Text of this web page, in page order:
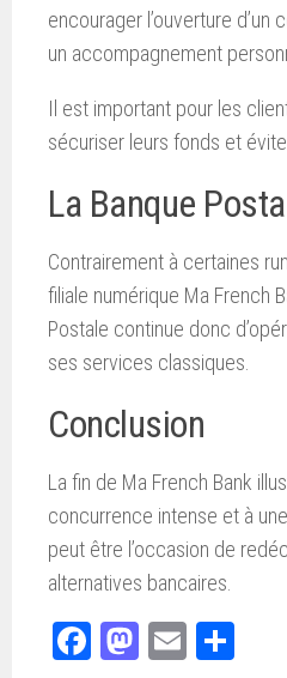
encourager l’ouverture
un accompagnement
Il est important pour les
sécuriser leurs fonds et
La Banque
Contrairement à certaines
filiale numérique Ma French
Postale continue donc
ses services classiques.
Conclusion
La fin de Ma French Bank
concurrence intense et à
peut être l’occasion de
alternatives bancaires.
Facebook
Mastodon
Email